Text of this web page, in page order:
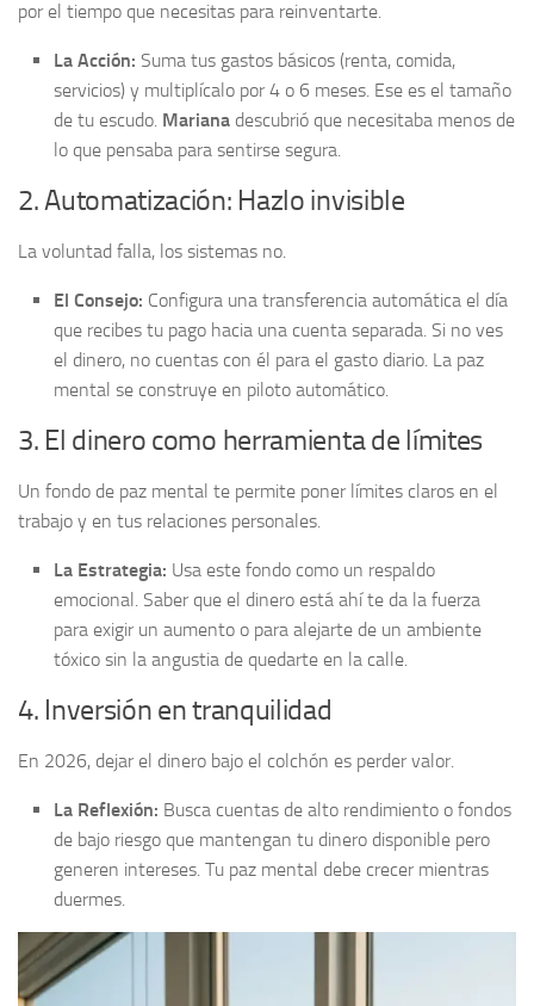
por el tiempo que necesitas para reinventarte.
La Acción: Suma tus gastos básicos (renta, comida,
servicios) y multiplícalo por 4 o 6 meses. Ese es el tamaño
de tu escudo. Mariana descubrió que necesitaba menos de
lo que pensaba para sentirse segura.
2. Automatización: Hazlo invisible
La voluntad falla, los sistemas no.
El Consejo: Configura una transferencia automática el día
que recibes tu pago hacia una cuenta separada. Si no ves
el dinero, no cuentas con él para el gasto diario. La paz
mental se construye en piloto automático.
3. El dinero como herramienta de límites
Un fondo de paz mental te permite poner límites claros en el
trabajo y en tus relaciones personales.
La Estrategia: Usa este fondo como un respaldo
emocional. Saber que el dinero está ahí te da la fuerza
para exigir un aumento o para alejarte de un ambiente
tóxico sin la angustia de quedarte en la calle.
4. Inversión en tranquilidad
En 2026, dejar el dinero bajo el colchón es perder valor.
La Reflexión: Busca cuentas de alto rendimiento o fondos
de bajo riesgo que mantengan tu dinero disponible pero
generen intereses. Tu paz mental debe crecer mientras
duermes.